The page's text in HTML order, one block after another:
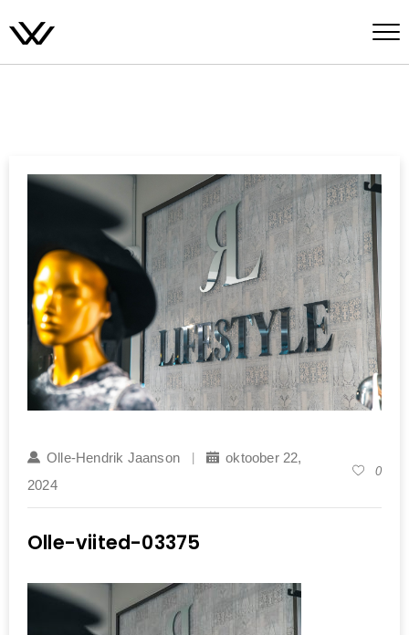
Olle-Hendrik Jaanson
oktoober 22,
2024
0
Olle-viited-03375